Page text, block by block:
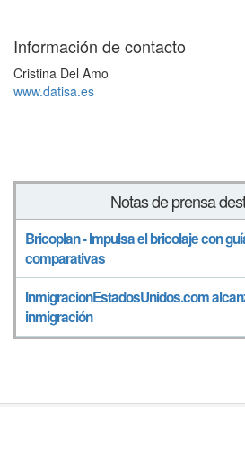
Información de contacto
Cristina Del Amo
www.datisa.es
Notas de prensa
Bricoplan - Impulsa el bricolaje con
comparativas
InmigracionEstadosUnidos.com
inmigración